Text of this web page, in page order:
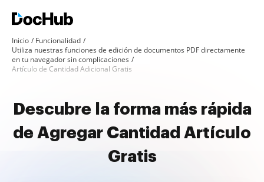
Inicio
Funcionalidad
Utiliza nuestras funciones de edición de documentos PDF directamente
en tu navegador sin complicaciones
Artículo de Cantidad Adicional Gratis
Descubre la forma más rápida
de Agregar Cantidad Artículo
Gratis